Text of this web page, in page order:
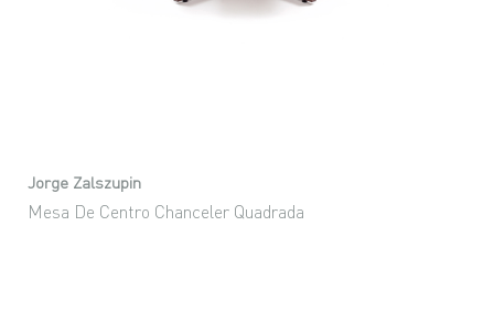
Jorge Zalszupin
Mesa De Centro Chanceler Quadrada